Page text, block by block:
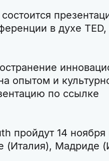
в духе
опытом и
по ссылке
пройдут 14
Мадриде